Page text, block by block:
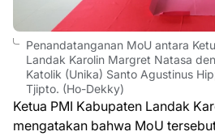
Penandatanganan MoU antara
Landak Karolin Margret Natasa
Katolik (Unika) Santo Agustinus
Tjipto. (Ho-Dekky)
Ketua PMI Kabupaten Landak
mengatakan bahwa MoU